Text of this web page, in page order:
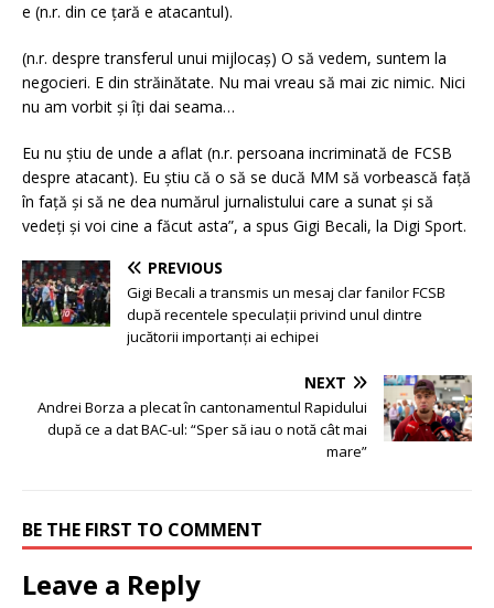
e (n.r. din ce țară e atacantul).
(n.r. despre transferul unui mijlocaș) O să vedem, suntem la
negocieri. E din străinătate. Nu mai vreau să mai zic nimic. Nici
nu am vorbit și îți dai seama…
Eu nu știu de unde a aflat (n.r. persoana incriminată de FCSB
despre atacant). Eu știu că o să se ducă MM să vorbească față
în față și să ne dea numărul jurnalistului care a sunat și să
vedeți și voi cine a făcut asta”, a spus Gigi Becali, la Digi Sport.
PREVIOUS
Gigi Becali a transmis un mesaj clar fanilor FCSB
după recentele speculații privind unul dintre
jucătorii importanți ai echipei
NEXT
Andrei Borza a plecat în cantonamentul Rapidului
după ce a dat BAC-ul: “Sper să iau o notă cât mai
mare”
BE THE FIRST TO COMMENT
Leave a Reply